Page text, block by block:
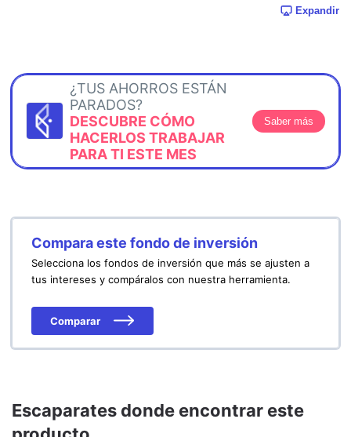
Expandir
¿TUS AHORROS ESTÁN
PARADOS?
DESCUBRE CÓMO
HACERLOS TRABAJAR
PARA TI ESTE MES
Saber más
Compara este fondo de inversión
Selecciona los fondos de inversión que más se ajusten a
tus intereses y compáralos con nuestra herramienta.
Comparar
Escaparates donde encontrar este